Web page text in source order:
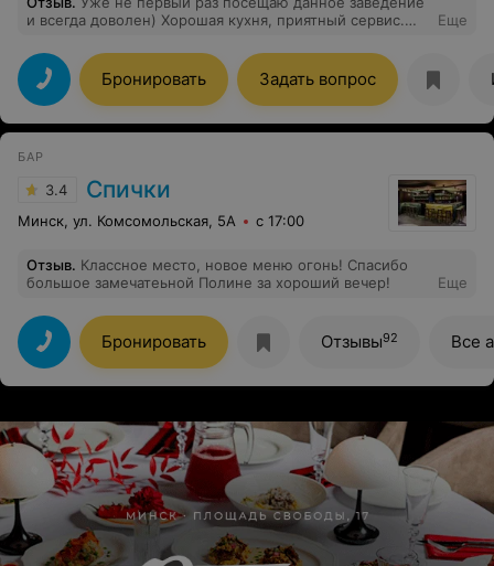
и всегда доволен) Хорошая кухня, приятный сервис.
обязательно рекомендовать близким))
Еще
Бронировать Задать вопрос
БАР
3.4 Спички
Минск, ул. Комсомольская, 5А с 17:00
Отзыв. Классное место, новое меню огонь! Спасибо
большое замечатеьной Полине за хороший вечер!
Еще
Бронировать Отзывы92 Все